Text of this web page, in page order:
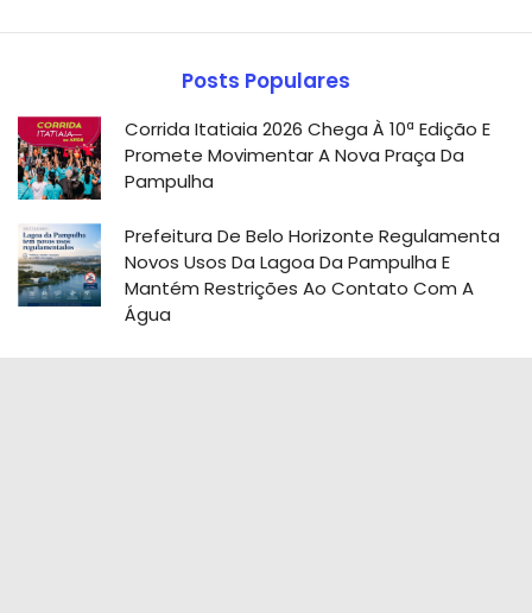
Posts Populares
Corrida Itatiaia 2026 Chega À 10ª Edição E
Promete Movimentar A Nova Praça Da
Pampulha
Prefeitura De Belo Horizonte Regulamenta
Novos Usos Da Lagoa Da Pampulha E
Mantém Restrições Ao Contato Com A
Água